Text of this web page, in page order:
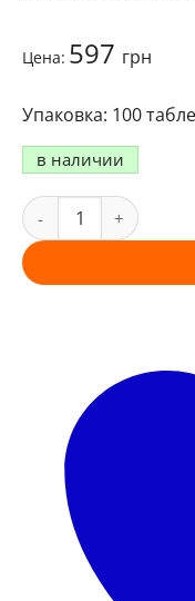
Цена: 597 грн
100
в наличии